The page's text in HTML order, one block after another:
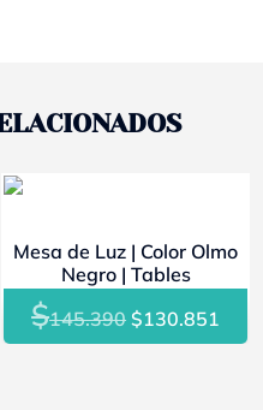
Mesa de Luz | Color Olmo
Negro | Tables
$145.390 El
precio
$130.851